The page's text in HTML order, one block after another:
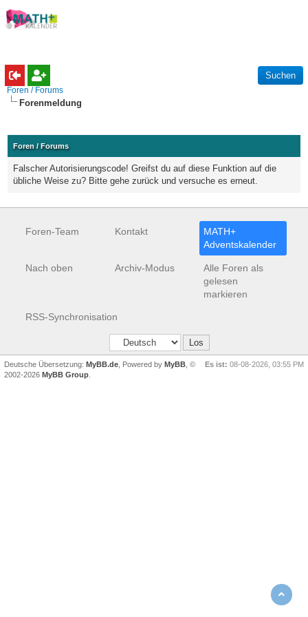
Foren / Forums
Forenmeldung
Foren / Forums
Falscher Autorisierungscode! Greifst du auf diese Funktion auf die
übliche Weise zu? Bitte gehe zurück und versuche es erneut.
Foren-Team Kontakt
MATH+
Adventskalender
Nach oben Archiv-Modus
Alle Foren als
gelesen
markieren
RSS-Synchronisation
Es ist: 08-08-2026, 03:55 PM
Deutsche Übersetzung: MyBB.de , Powered by MyBB , ©
2002-2026 MyBB Group